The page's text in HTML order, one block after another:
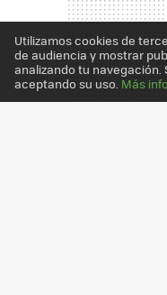
Utilizamos cookies de
de audiencia y mostrar
analizando tu navegación.
aceptando su uso. Más